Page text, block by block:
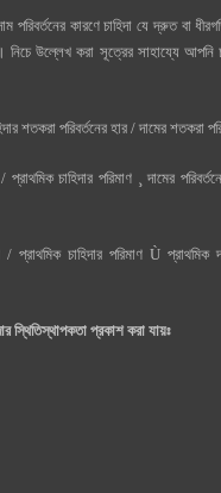
পরিবর্তনের কারণে চাহিদা যে দ্রুত বা
নিচে উল্লেখ করা সূত্রের সাহায্যে আপনি
শতকরা পরিবর্তনের হার / দামের শতকরা
/ প্রাথমিক চাহিদার পরিমাণ ¸ দামের
/ প্রাথমিক চাহিদার পরিমাণ Ù প্রাথমিক
স্থিতিস্থাপকতা প্রকাশ করা যায়ঃ